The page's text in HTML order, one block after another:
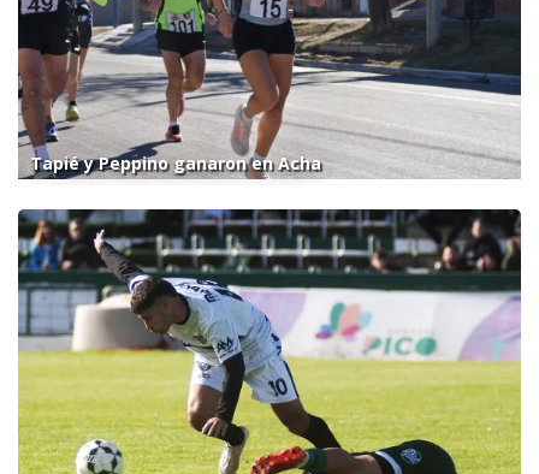
Tapié y Peppino ganaron en Acha